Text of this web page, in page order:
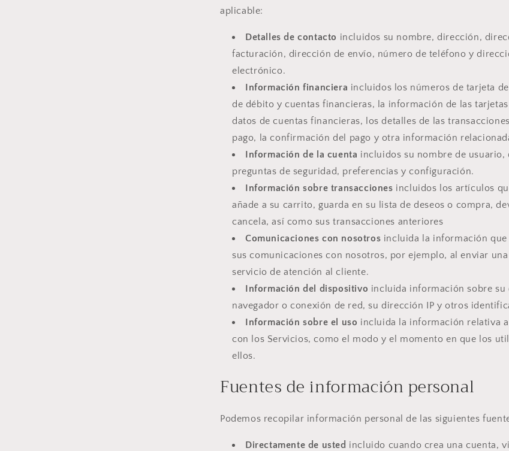
aplicable:
Detalles de contacto incluidos su nombre, dirección,
facturación, dirección de envío, número de teléfono y
electrónico.
Información financiera incluidos los números de tarjeta
de débito y cuentas financieras, la información de las
datos de cuentas financieras, los detalles de las
pago, la confirmación del pago y otra información
Información de la cuenta incluidos su nombre de usuario,
preguntas de seguridad, preferencias y configuración.
Información sobre transacciones incluidos los artículos
añade a su carrito, guarda en su lista de deseos o compra,
cancela, así como sus transacciones anteriores
Comunicaciones con nosotros incluida la información
sus comunicaciones con nosotros, por ejemplo, al enviar una
servicio de atención al cliente.
Información del dispositivo incluida información sobre su
navegador o conexión de red, su dirección IP y otros
Información sobre el uso incluida la información relativa
con los Servicios, como el modo y el momento en que los
ellos.
Fuentes de información personal
Podemos recopilar información personal de las siguientes
Directamente de usted incluido cuando crea una cuenta,